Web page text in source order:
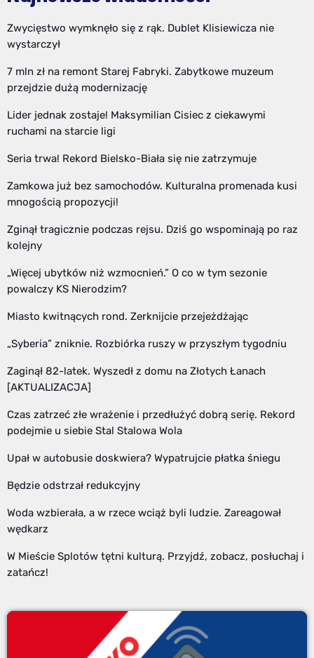
Zwycięstwo wymknęło się z rąk. Dublet Klisiewicza nie
wystarczył
7 mln zł na remont Starej Fabryki. Zabytkowe muzeum
przejdzie dużą modernizację
Lider jednak zostaje! Maksymilian Cisiec z ciekawymi
ruchami na starcie ligi
Seria trwa! Rekord Bielsko-Biała się nie zatrzymuje
Zamkowa już bez samochodów. Kulturalna promenada kusi
mnogością propozycji!
Zginął tragicznie podczas rejsu. Dziś go wspominają po raz
kolejny
„Więcej ubytków niż wzmocnień.” O co w tym sezonie
powalczy KS Nierodzim?
Miasto kwitnących rond. Zerknijcie przejeżdżając
„Syberia” zniknie. Rozbiórka ruszy w przyszłym tygodniu
Zaginął 82-latek. Wyszedł z domu na Złotych Łanach
[AKTUALIZACJA]
Czas zatrzeć złe wrażenie i przedłużyć dobrą serię. Rekord
podejmie u siebie Stal Stalowa Wola
Upał w autobusie doskwiera? Wypatrujcie płatka śniegu
Będzie odstrzał redukcyjny
Woda wzbierała, a w rzece wciąż byli ludzie. Zareagował
wędkarz
W Mieście Splotów tętni kulturą. Przyjdź, zobacz, posłuchaj i
zatańcz!